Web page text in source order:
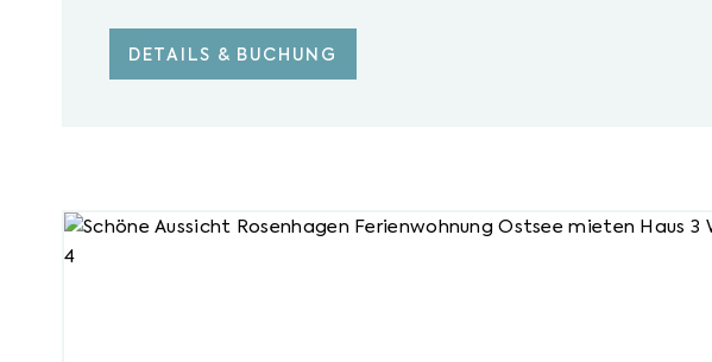
DETAILS & BUCHUNG